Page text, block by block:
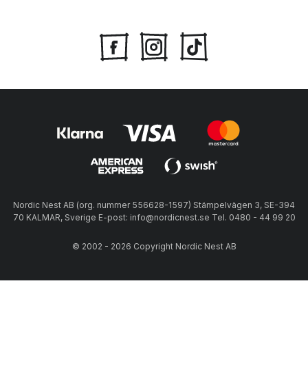
Nordic Nest AB (org. nummer 556628-1597) Stämpelvägen 3, SE-394
70 KALMAR, Sverige E-post: info@nordicnest.se Tel. 0480 - 44 99 20
© 2002 - 2026 Copyright Nordic Nest AB